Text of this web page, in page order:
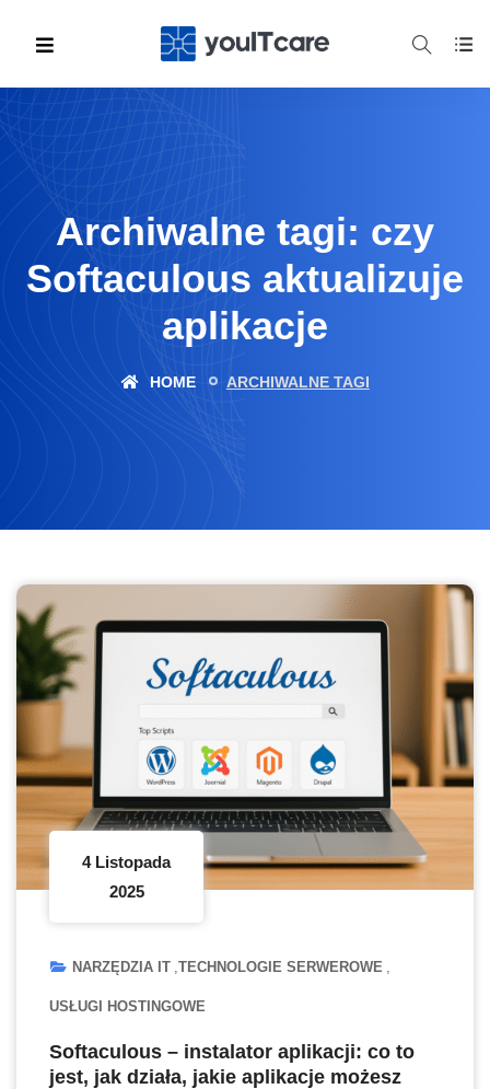
Archiwalne tagi: czy
Softaculous aktualizuje
aplikacje
HOME ARCHIWALNE TAGI
4 Listopada
2025
NARZĘDZIA IT TECHNOLOGIE SERWEROWE
USŁUGI HOSTINGOWE
Softaculous – instalator aplikacji: co to
jest, jak działa, jakie aplikacje możesz